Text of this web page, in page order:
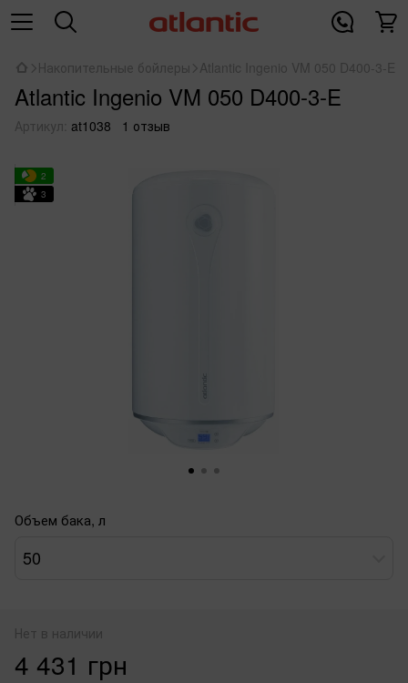
Накопительные бойлеры Atlantic Ingenio VM 050 D400-3-E
Atlantic Ingenio VM 050 D400-3-E
Артикул: at1038 1 отзыв
2
3
Объем бака, л
50
Нет в наличии
4 431 грн